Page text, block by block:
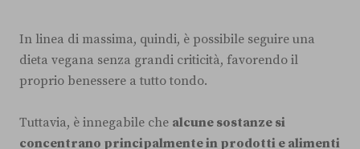
In linea di massima, quindi, è possibile seguire una
dieta vegana senza grandi criticità, favorendo il
proprio benessere a tutto tondo.
Tuttavia, è innegabile che alcune sostanze si
concentrano principalmente in prodotti e alimenti